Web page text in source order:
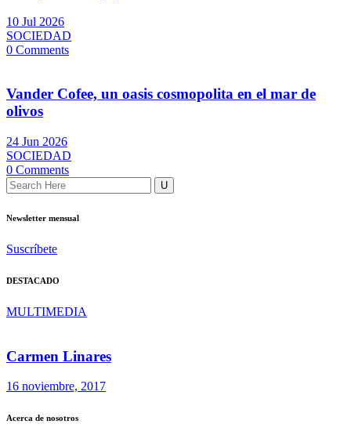
10 Jul 2026
SOCIEDAD
0 Comments
Vander Cofee, un oasis cosmopolita en el mar de
olivos
24 Jun 2026
SOCIEDAD
0 Comments
Newsletter mensual
Suscríbete
DESTACADO
MULTIMEDIA
Carmen Linares
16 noviembre, 2017
Acerca de nosotros